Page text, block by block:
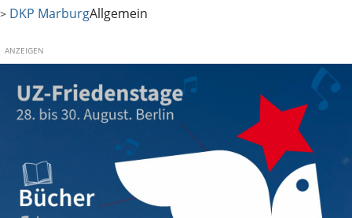
> DKP MarburgAllgemein
ANZEIGEN